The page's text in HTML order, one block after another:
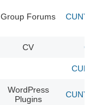
Group Forums CUNY
CV
WordPress
Plugins
CUNY